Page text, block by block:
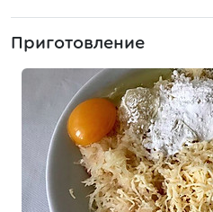
Приготовление